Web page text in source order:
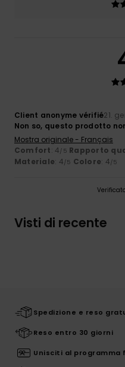
Client anonyme vérifié21.
Non so, questo prodotto
Mostra originale - Français
Comfort: 4/5 Rapporto
Materiale: 4/5 Colore: 4/5
Visti di recente
Spedizione e reso
Reso entro 30 giorni
Unisciti al programma